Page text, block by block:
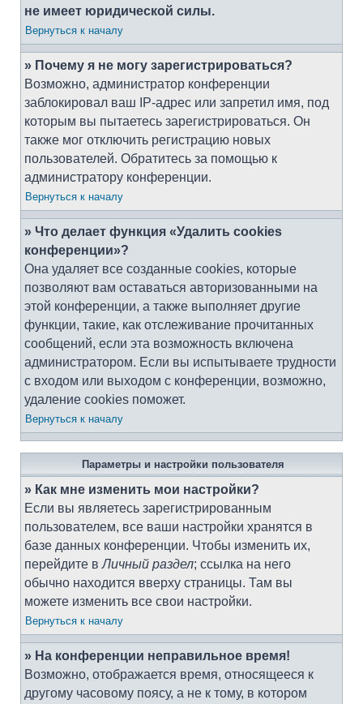
не имеет юридической силы.
Вернуться к началу
» Почему я не могу зарегистрироваться?
Возможно, администратор конференции
заблокировал ваш IP-адрес или запретил имя, под
которым вы пытаетесь зарегистрироваться. Он
также мог отключить регистрацию новых
пользователей. Обратитесь за помощью к
администратору конференции.
Вернуться к началу
» Что делает функция «Удалить cookies
конференции»?
Она удаляет все созданные cookies, которые
позволяют вам оставаться авторизованными на
этой конференции, а также выполняет другие
функции, такие, как отслеживание прочитанных
сообщений, если эта возможность включена
администратором. Если вы испытываете трудности
с входом или выходом с конференции, возможно,
удаление cookies поможет.
Вернуться к началу
Параметры и настройки пользователя
» Как мне изменить мои настройки?
Если вы являетесь зарегистрированным
пользователем, все ваши настройки хранятся в
базе данных конференции. Чтобы изменить их,
перейдите вЛичный раздел; ссылка на него
обычно находится вверху страницы. Там вы
можете изменить все свои настройки.
Вернуться к началу
» На конференции неправильное время!
Возможно, отображается время, относящееся к
другому часовому поясу, а не к тому, в котором